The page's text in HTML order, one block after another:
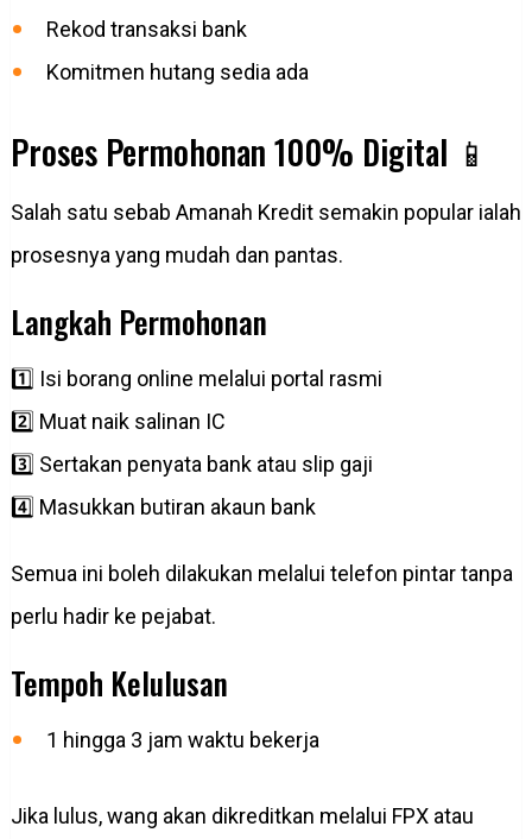
Rekod transaksi bank
Komitmen hutang sedia ada
Proses Permohonan 100% Digital 📱
Salah satu sebab Amanah Kredit semakin popular ialah
prosesnya yang mudah dan pantas.
Langkah Permohonan
1️⃣ Isi borang online melalui portal rasmi
2️⃣ Muat naik salinan IC
3️⃣ Sertakan penyata bank atau slip gaji
4️⃣ Masukkan butiran akaun bank
Semua ini boleh dilakukan melalui telefon pintar tanpa
perlu hadir ke pejabat.
Tempoh Kelulusan
1 hingga 3 jam waktu bekerja
Jika lulus, wang akan dikreditkan melalui FPX atau